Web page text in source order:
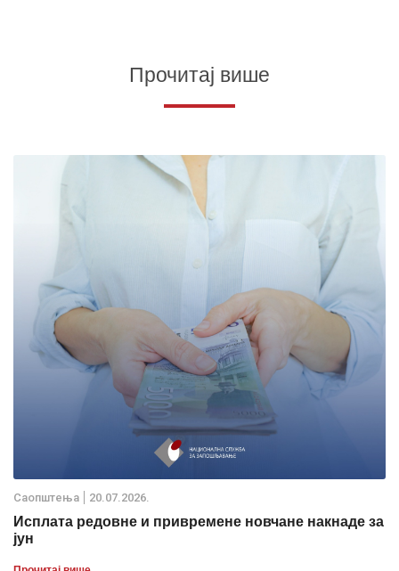
Прочитај више
Саопштења 20.07.2026.
Исплата редовне и привремене новчане накнаде за
јун